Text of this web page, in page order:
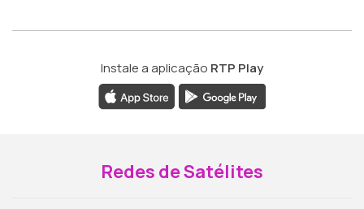
Instale a aplicação RTP Play
Redes de Satélites